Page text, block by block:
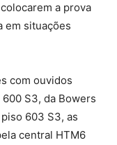
a prova
em situações
com ouvidos
S3, da Bowers
603 S3, as
central HTM6